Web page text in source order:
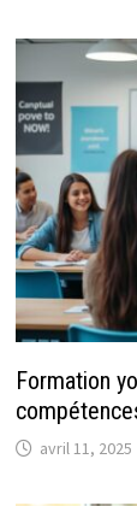
Formation
avril 11, 2025